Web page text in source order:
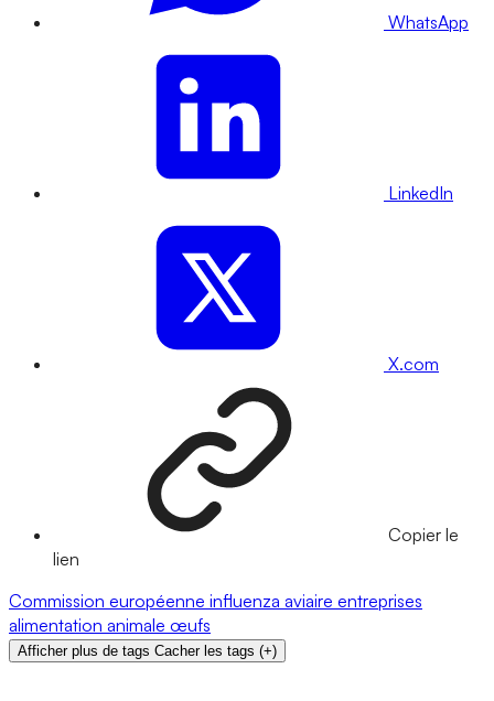
WhatsApp
LinkedIn
X.com
Copier le
lien
Commission européenne influenza aviaire entreprises
alimentation animale œufs
Afficher plus de tags Cacher les tags (+)